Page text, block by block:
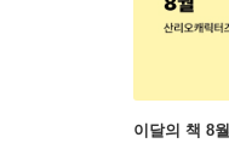
이달의 책 8